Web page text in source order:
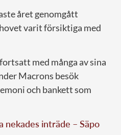
året genomgått
varit försiktiga med
med många av sina
Macrons besök
och bankett som
nekades inträde – Säpo